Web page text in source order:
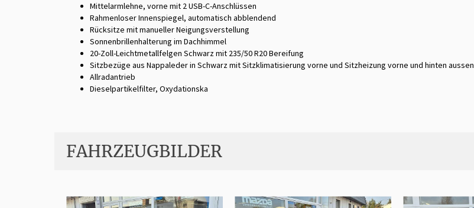
Mittelarmlehne, vorne mit 2 USB-C-Anschlüssen
Rahmenloser Innenspiegel, automatisch abblendend
Rücksitze mit manueller Neigungsverstellung
Sonnenbrillenhalterung im Dachhimmel
20-Zoll-Leichtmetallfelgen Schwarz mit 235/50 R20 Bereifung
Sitzbezüge aus Nappaleder in Schwarz mit Sitzklimatisierung vorne und Sitzheizung vorne und hinten aussen
Allradantrieb
Dieselpartikelfilter, Oxydationska
FAHRZEUGBILDER